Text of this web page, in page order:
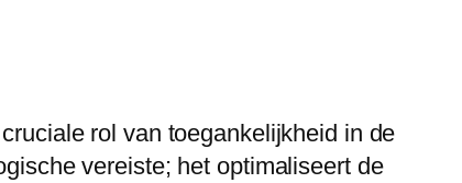
rol van toegankelijkheid in de
vereiste; het optimaliseert de